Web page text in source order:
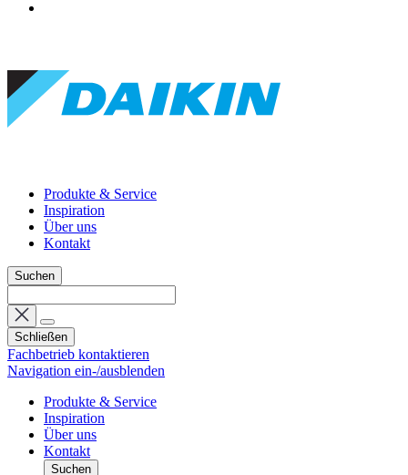
Produkte & Service
Inspiration
Über uns
Kontakt
Suchen
Schließen
Fachbetrieb kontaktieren
Navigation ein-/ausblenden
Produkte & Service
Inspiration
Über uns
Kontakt
Suchen